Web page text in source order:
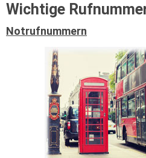
Wichtige
Notrufnummern